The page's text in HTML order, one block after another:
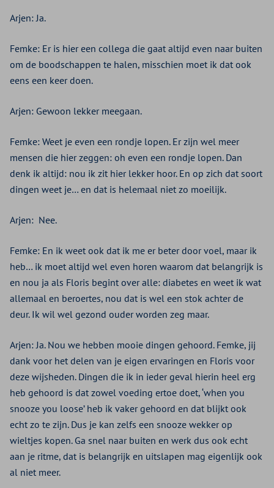
Arjen: Ja.
Femke: Er is hier een collega die gaat altijd even naar buiten
om de boodschappen te halen, misschien moet ik dat ook
eens een keer doen.
Arjen: Gewoon lekker meegaan.
Femke: Weet je even een rondje lopen. Er zijn wel meer
mensen die hier zeggen: oh even een rondje lopen. Dan
denk ik altijd: nou ik zit hier lekker hoor. En op zich dat soort
dingen weet je… en dat is helemaal niet zo moeilijk.
Arjen: Nee.
Femke: En ik weet ook dat ik me er beter door voel, maar ik
heb… ik moet altijd wel even horen waarom dat belangrijk is
en nou ja als Floris begint over alle: diabetes en weet ik wat
allemaal en beroertes, nou dat is wel een stok achter de
deur. Ik wil wel gezond ouder worden zeg maar.
Arjen: Ja. Nou we hebben mooie dingen gehoord. Femke, jij
dank voor het delen van je eigen ervaringen en Floris voor
deze wijsheden. Dingen die ik in ieder geval hierin heel erg
heb gehoord is dat zowel voeding ertoe doet, ‘when you
snooze you loose’ heb ik vaker gehoord en dat blijkt ook
echt zo te zijn. Dus je kan zelfs een snooze wekker op
wieltjes kopen. Ga snel naar buiten en werk dus ook echt
aan je ritme, dat is belangrijk en uitslapen mag eigenlijk ook
al niet meer.